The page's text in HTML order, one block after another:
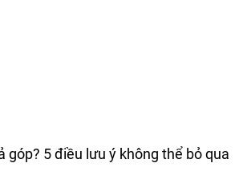
góp? 5 điều lưu ý không thể bỏ qua